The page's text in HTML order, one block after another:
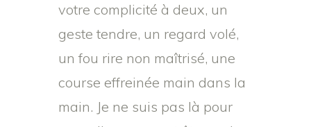
votre complicité à deux, un
geste tendre, un regard volé,
un fou rire non maîtrisé, une
course effreinée main dans la
main. Je ne suis pas là pour